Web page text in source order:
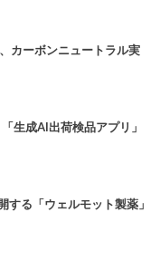
カーボンニュートラル実
生成AI出荷検品アプリ」
する「ウェルモット製薬」